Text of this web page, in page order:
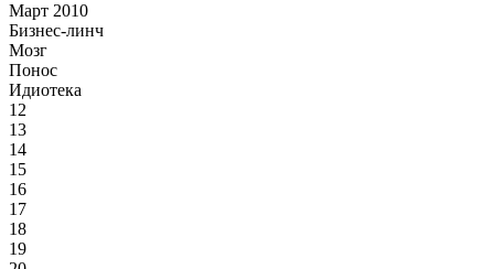
Март 2010
Бизнес-линч
Мозг
Понос
Идиотека
12
13
14
15
16
17
18
19